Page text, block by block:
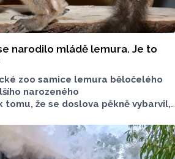
narodilo mládě lemura. Je to
zoo samice lemura běločelého
narozeného
tomu, že se doslova pěkně vybarvil,
zato samci se pyšní bílým